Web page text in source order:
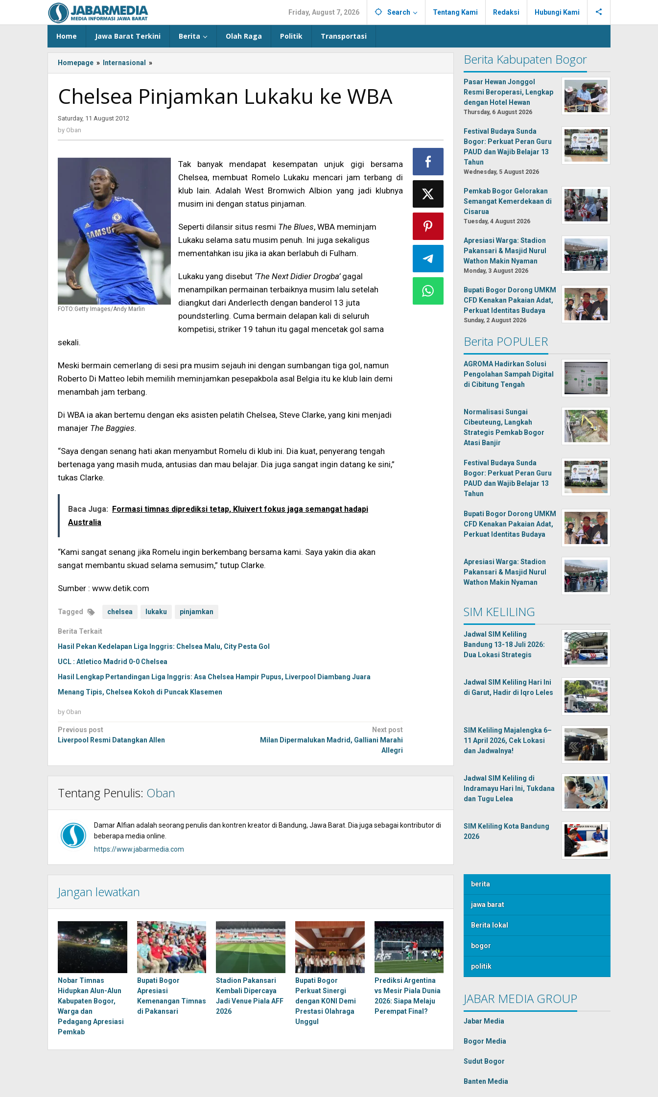
content
Friday, August 7, 2026 Search Tentang Kami Redaksi Hubungi Kami
Home Jawa Barat Terkini Berita Olah Raga Politik Transportasi
Homepage » Internasional »
-:IN-
>Chelsea
Pinjamkan
Chelsea Pinjamkan Lukaku ke WBA
Saturday, 11 August 2012
by Oban
FOTO:Getty Images/Andy Marlin
Tak banyak mendapat kesempatan unjuk gigi bersama
Chelsea, membuat Romelo Lukaku mencari jam terbang di
klub lain. Adalah West Bromwich Albion yang jadi klubnya
musim ini dengan status pinjaman.
Seperti dilansir situs resmi The Blues, WBA meminjam
Lukaku selama satu musim penuh. Ini juga sekaligus
mementahkan isu jika ia akan berlabuh di Fulham.
Lukaku yang disebut ‘The Next Didier Drogba’gagal
menampilkan permainan terbaiknya musim lalu setelah
diangkut dari Anderlecth dengan banderol 13 juta
poundsterling. Cuma bermain delapan kali di seluruh
kompetisi, striker 19 tahun itu gagal mencetak gol sama
sekali.
Meski bermain cemerlang di sesi pra musim sejauh ini dengan sumbangan tiga gol, namun
Roberto Di Matteo lebih memilih meminjamkan pesepakbola asal Belgia itu ke klub lain demi
menambah jam terbang.
Di WBA ia akan bertemu dengan eks asisten pelatih Chelsea, Steve Clarke, yang kini menjadi
manajer The Baggies.
“Saya dengan senang hati akan menyambut Romelu di klub ini. Dia kuat, penyerang tengah
bertenaga yang masih muda, antusias dan mau belajar. Dia juga sangat ingin datang ke sini,”
tukas Clarke.
Baca Juga: Formasi timnas diprediksi tetap, Kluivert fokus jaga semangat hadapi
Australia
“Kami sangat senang jika Romelu ingin berkembang bersama kami. Saya yakin dia akan
sangat membantu skuad selama semusim,” tutup Clarke.
Sumber : www.detik.com
Tagged chelsea lukaku pinjamkan
Berita Terkait
Hasil Pekan Kedelapan Liga Inggris: Chelsea Malu, City Pesta Gol
UCL : Atletico Madrid 0-0 Chelsea
Hasil Lengkap Pertandingan Liga Inggris: Asa Chelsea Hampir Pupus, Liverpool Diambang Juara
Menang Tipis, Chelsea Kokoh di Puncak Klasemen
by Oban
Post
navigation
Previous post
Liverpool Resmi Datangkan Allen
Next post
Milan Dipermalukan Madrid, Galliani Marahi
Allegri
Tentang Penulis: Oban
Damar Alfian adalah seorang penulis dan kontren kreator di Bandung, Jawa Barat. Dia juga sebagai kontributor di
beberapa media online.
https://www.jabarmedia.com
Jangan lewatkan
Nobar Timnas
Hidupkan Alun-Alun
Kabupaten Bogor,
Warga dan
Pedagang Apresiasi
Pemkab
Bupati Bogor
Apresiasi
Kemenangan Timnas
di Pakansari
Stadion Pakansari
Kembali Dipercaya
Jadi Venue Piala AFF
2026
Bupati Bogor
Perkuat Sinergi
dengan KONI Demi
Prestasi Olahraga
Unggul
Prediksi Argentina
vs Mesir Piala Dunia
2026: Siapa Melaju
Perempat Final?
Berita Kabupaten Bogor
Pasar Hewan Jonggol
Resmi Beroperasi, Lengkap
dengan Hotel Hewan
Thursday, 6 August 2026
Festival Budaya Sunda
Bogor: Perkuat Peran Guru
PAUD dan Wajib Belajar 13
Tahun
Wednesday, 5 August 2026
Pemkab Bogor Gelorakan
Semangat Kemerdekaan di
Cisarua
Tuesday, 4 August 2026
Apresiasi Warga: Stadion
Pakansari & Masjid Nurul
Wathon Makin Nyaman
Monday, 3 August 2026
Bupati Bogor Dorong UMKM
CFD Kenakan Pakaian Adat,
Perkuat Identitas Budaya
Sunday, 2 August 2026
Berita POPULER
AGROMA Hadirkan Solusi
Pengolahan Sampah Digital
di Cibitung Tengah
Normalisasi Sungai
Cibeuteung, Langkah
Strategis Pemkab Bogor
Atasi Banjir
Festival Budaya Sunda
Bogor: Perkuat Peran Guru
PAUD dan Wajib Belajar 13
Tahun
Bupati Bogor Dorong UMKM
CFD Kenakan Pakaian Adat,
Perkuat Identitas Budaya
Apresiasi Warga: Stadion
Pakansari & Masjid Nurul
Wathon Makin Nyaman
SIM KELILING
Jadwal SIM Keliling
Bandung 13-18 Juli 2026:
Dua Lokasi Strategis
Jadwal SIM Keliling Hari Ini
di Garut, Hadir di Iqro Leles
SIM Keliling Majalengka 6–
11 April 2026, Cek Lokasi
dan Jadwalnya!
Jadwal SIM Keliling di
Indramayu Hari Ini, Tukdana
dan Tugu Lelea
SIM Keliling Kota Bandung
2026
berita
jawa barat
Berita lokal
bogor
politik
JABAR MEDIA GROUP
Jabar Media
Bogor Media
Sudut Bogor
Banten Media